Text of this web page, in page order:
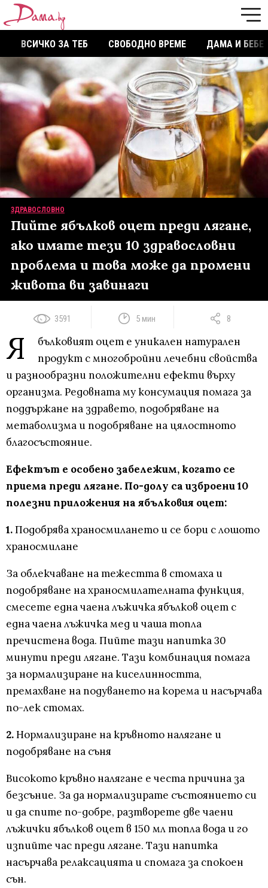
ВСИЧКО ЗА ТЕБ СВОБОДНО ВРЕМЕ ДАМА И БЕБЕ
ЗДРАВОСЛОВНО
Пийте ябълков оцет преди лягане,
ако имате тези 10 здравословни
проблема и това може да промени
живота ви завинаги
3591 5 мин 8
Я
бълковият оцет е уникален натурален
продукт с многобройни лечебни свойства
и разнообразни положителни ефекти върху
организма. Редовната му консумация помага за
поддържане на здравето, подобряване на
метаболизма и подобряване на цялостното
благосъстояние.
Ефектът е особено забележим, когато се
приема преди лягане. По-долу са изброени 10
полезни приложения на ябълковия оцет:
1.Подобрява храносмилането и се бори с лошото
храносмилане
За облекчаване на тежестта в стомаха и
подобряване на храносмилателната функция,
смесете една чаена лъжичка ябълков оцет с
една чаена лъжичка мед и чаша топла
пречистена вода. Пийте тази напитка 30
минути преди лягане. Тази комбинация помага
за нормализиране на киселинността,
премахване на подуването на корема и насърчава
по-лек стомах.
2.Нормализиране на кръвното налягане и
подобряване на съня
Високото кръвно налягане е честа причина за
безсъние. За да нормализирате състоянието си
и да спите по-добре, разтворете две чаени
лъжички ябълков оцет в 150 мл топла вода и го
изпийте час преди лягане. Тази напитка
насърчава релаксацията и спомага за спокоен
сън.